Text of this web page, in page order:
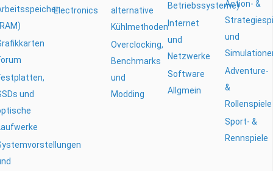
und
Electronics
alternative
Kühlmethoden
Overclocking,
Benchmarks
und
Modding
Betriebssysteme)
Internet
und
Netzwerke
Software
Allgmein
Action- &
und
Adventure-
&
Rollenspiele
Sport- &
Rennspiele